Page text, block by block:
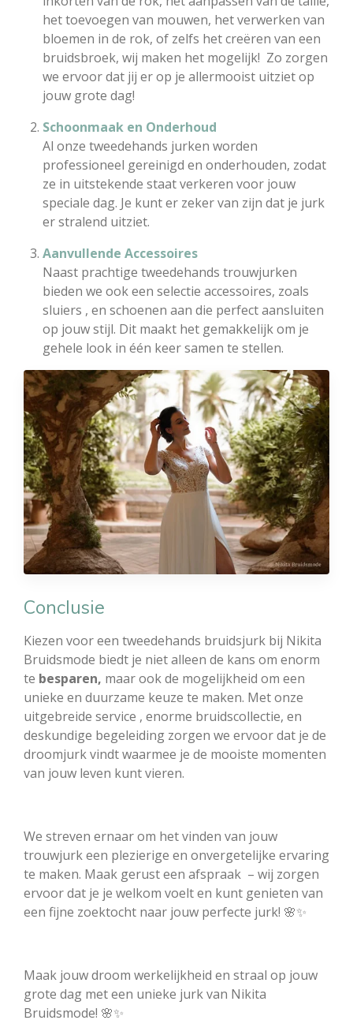
het toevoegen van mouwen, het verwerken van
bloemen in de rok, of zelfs het creëren van een
bruidsbroek, wij maken het mogelijk! Zo zorgen
we ervoor dat jij er op je allermooist uitziet op
jouw grote dag!
Schoonmaak en Onderhoud
Al onze tweedehands jurken worden
professioneel gereinigd en onderhouden, zodat
ze in uitstekende staat verkeren voor jouw
speciale dag. Je kunt er zeker van zijn dat je jurk
er stralend uitziet.
Aanvullende Accessoires
Naast prachtige tweedehands trouwjurken
bieden we ook een selectie accessoires, zoals
sluiers , en schoenen aan die perfect aansluiten
op jouw stijl. Dit maakt het gemakkelijk om je
gehele look in één keer samen te stellen.
Conclusie
Kiezen voor een tweedehands bruidsjurk bij Nikita
Bruidsmode biedt je niet alleen de kans om enorm
te besparen, maar ook de mogelijkheid om een
unieke en duurzame keuze te maken. Met onze
uitgebreide service , enorme bruidscollectie, en
deskundige begeleiding zorgen we ervoor dat je de
droomjurk vindt waarmee je de mooiste momenten
van jouw leven kunt vieren.
We streven ernaar om het vinden van jouw
trouwjurk een plezierige en onvergetelijke ervaring
te maken. Maak gerust een afspraak – wij zorgen
ervoor dat je je welkom voelt en kunt genieten van
een fijne zoektocht naar jouw perfecte jurk! 🌸✨
Maak jouw droom werkelijkheid en straal op jouw
grote dag met een unieke jurk van Nikita
Bruidsmode! 🌸✨